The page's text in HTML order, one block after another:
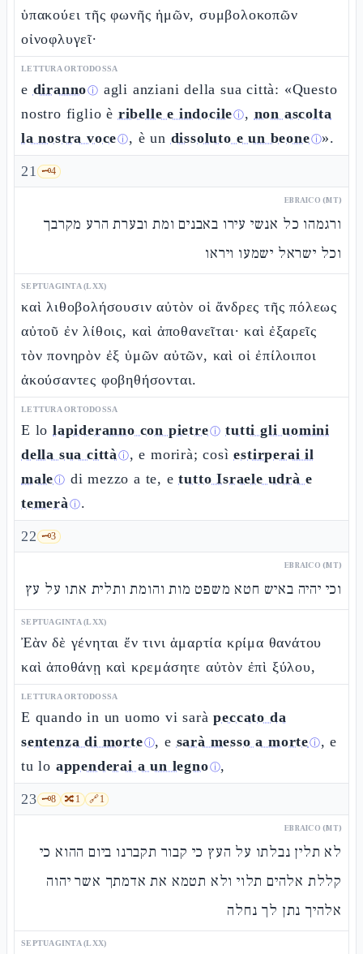
ὑπακούει τῆς φωνῆς ἡμῶν, συμβολοκοπῶν
οἰνοφλυγεῖ·
LETTURA ORTODOSSA
e dirannoⓘ agli anziani della sua città: «Questo
nostro figlio è ribelle e indocileⓘ, non ascolta
la nostra voceⓘ, è un dissoluto e un beoneⓘ».
21 🗝️4
EBRAICO (MT)
ורגמהו כל אנשי עירו באבנים ומת ובערת הרע מקרבך
וכל ישראל ישמעו ויראו
SEPTUAGINTA (LXX)
καὶ λιθοβολήσουσιν αὐτὸν οἱ ἄνδρες τῆς πόλεως
αὐτοῦ ἐν λίθοις, καὶ ἀποθανεῖται· καὶ ἐξαρεῖς
τὸν πονηρὸν ἐξ ὑμῶν αὐτῶν, καὶ οἱ ἐπίλοιποι
ἀκούσαντες φοβηθήσονται.
LETTURA ORTODOSSA
E lo lapideranno con pietreⓘ tutti gli uomini
della sua cittàⓘ, e morirà; cosìestirperai il
maleⓘ di mezzo a te, etutto Israele udrà e
temeràⓘ.
22 🗝️3
EBRAICO (MT)
וכי יהיה באיש חטא משפט מות והומת ותלית אתו על עץ
SEPTUAGINTA (LXX)
Ἐὰν δὲ γένηται ἔν τινι ἁμαρτία κρίμα θανάτου
καὶ ἀποθάνῃ καὶ κρεμάσητε αὐτὸν ἐπὶ ξύλου,
LETTURA ORTODOSSA
E quando in un uomo vi saràpeccato da
sentenza di morteⓘ, e sarà messo a morteⓘ, e
tu lo appenderai a un legnoⓘ,
23 🗝️8 🔀1 🔗1
EBRAICO (MT)
לא תלין נבלתו על העץ כי קבור תקברנו ביום ההוא כי
קללת אלהים תלוי ולא תטמא את אדמתך אשר יהוה
אלהיך נתן לך נחלה
SEPTUAGINTA (LXX)